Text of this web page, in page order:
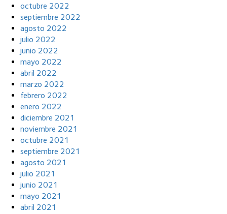
octubre 2022
septiembre 2022
agosto 2022
julio 2022
junio 2022
mayo 2022
abril 2022
marzo 2022
febrero 2022
enero 2022
diciembre 2021
noviembre 2021
octubre 2021
septiembre 2021
agosto 2021
julio 2021
junio 2021
mayo 2021
abril 2021